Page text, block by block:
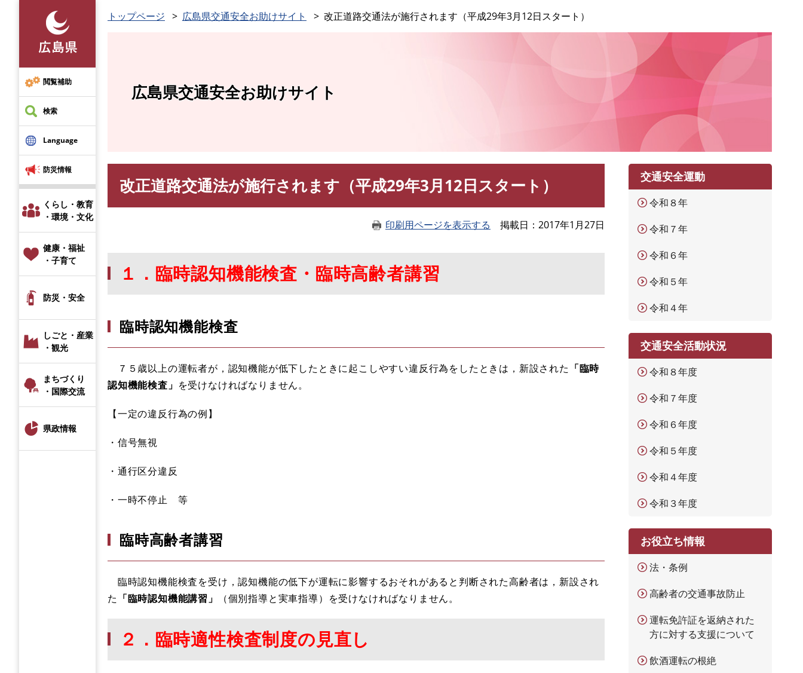
先
頭
で
す
閲覧補助
検索
Language
防災情報
くらし・教育
・環境・文化
健康・福祉
・子育て
防災・安全
しごと・産業
・観光
まちづくり
・国際交流
県政情報
トップページ 広島県交通安全お助けサイト 改正道路交通法が施行されます（平成29年3月12日スタート）
広島県交通安全お助けサイト
改正道路交通法が施行されます（平成29年3月12日スタート）
印刷用ページを表示する 掲載日 2017年1月27日
１．臨時認知機能検査・臨時高齢者講習
臨時認知機能検査
７５歳以上の運転者が，認知機能が低下したときに起こしやすい違反行為をしたときは，新設された 「臨時
認知機能検査」 を受けなければなりません。
【一定の違反行為の例】
・信号無視
・通行区分違反
・一時不停止 等
臨時高齢者講習
臨時認知機能検査を受け，認知機能の低下が運転に影響するおそれがあると判断された高齢者は，新設され
た 「臨時認知機能講習」 （個別指導と実車指導）を受けなければなりません。
２．臨時適性検査制度の見直し
交通安全運動
令和８年
令和７年
令和６年
令和５年
令和４年
交通安全活動状況
令和８年度
令和７年度
令和６年度
令和５年度
令和４年度
令和３年度
お役立ち情報
法・条例
高齢者の交通事故防止
運転免許証を返納された
方に対する支援について
飲酒運転の根絶